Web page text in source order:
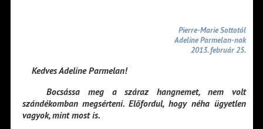
Pierre-Marie Sottotól
Adeline Parmelan-nak
2013. február 25.
Kedves Adeline Parmelan!
Bocsássa meg a száraz hangnemet, nem volt
szándékomban megsérteni. Előfordul, hogy néha ügyetlen
vagyok, mint most is.